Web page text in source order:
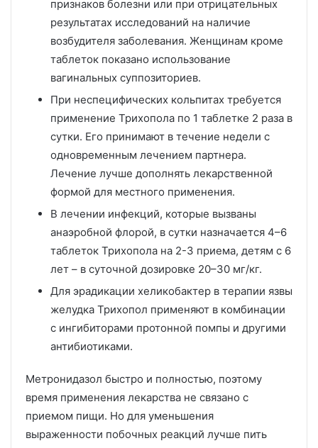
признаков болезни или при отрицательных
результатах исследований на наличие
возбудителя заболевания. Женщинам кроме
таблеток показано использование
вагинальных суппозиториев.
При неспецифических кольпитах требуется
применение Трихопола по 1 таблетке 2 раза в
сутки. Его принимают в течение недели с
одновременным лечением партнера.
Лечение лучше дополнять лекарственной
формой для местного применения.
В лечении инфекций, которые вызваны
анаэробной флорой, в сутки назначается 4–6
таблеток Трихопола на 2-3 приема, детям с 6
лет – в суточной дозировке 20–30 мг/кг.
Для эрадикации хеликобактер в терапии язвы
желудка Трихопол применяют в комбинации
с ингибиторами протонной помпы и другими
антибиотиками.
Метронидазол быстро и полностью, поэтому
время применения лекарства не связано с
приемом пищи. Но для уменьшения
выраженности побочных реакций лучше пить